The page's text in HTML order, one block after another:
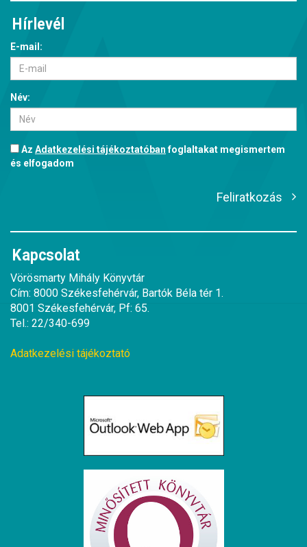
Hírlevél
E-mail:
Név:
Az Adatkezelési tájékoztatóbanfoglaltakat megismertem
és elfogadom
Feliratkozás
Kapcsolat
Vörösmarty Mihály Könyvtár
Cím: 8000 Székesfehérvár, Bartók Béla tér 1.
8001 Székesfehérvár, Pf: 65.
Tel.: 22/340-699
Adatkezelési tájékoztató